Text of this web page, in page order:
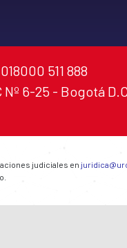
511 888
6-25 - Bogotá
judiciales en